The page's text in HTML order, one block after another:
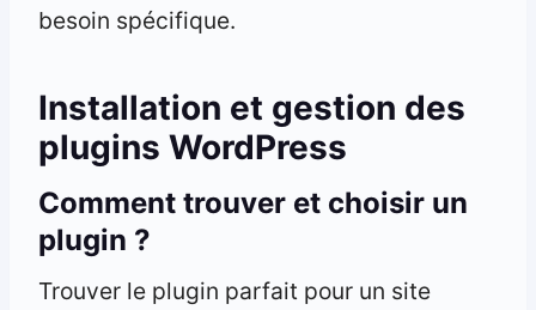
besoin spécifique.
Installation et gestion des
plugins WordPress
Comment trouver et choisir un
plugin ?
Trouver le plugin parfait pour un site